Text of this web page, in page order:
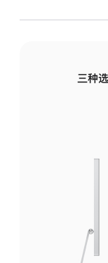
三种